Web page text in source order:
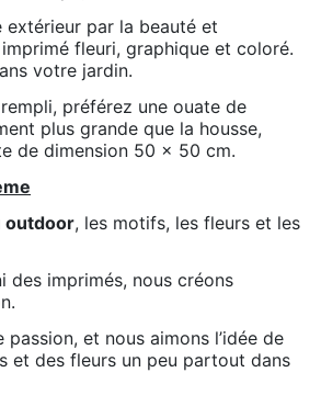
extérieur par la beauté et
imprimé fleuri, graphique et coloré.
votre jardin.
préférez une ouate de
plus grande que la housse,
de dimension 50 x 50 cm.
outdoor, les motifs, les fleurs et les
des imprimés, nous créons
passion, et nous aimons l’idée de
et des fleurs un peu partout dans